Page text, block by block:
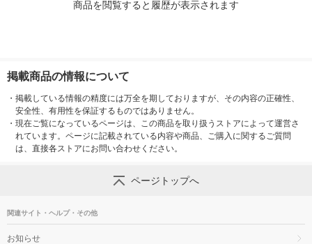
商品を閲覧すると履歴が表示されます
掲載商品の情報について
・ 掲載している情報の精度には万全を期しておりますが、その内容の正確性、
安全性、有用性を保証するものではありません。
・ 現在ご覧になっているページは、この商品を取り扱うストアによって運営さ
れています。ページに記載されている内容や商品、ご購入に関するご質問
は、直接各ストアにお問い合わせください。
ページトップへ
関連サイト・ヘルプ・その他
お知らせ